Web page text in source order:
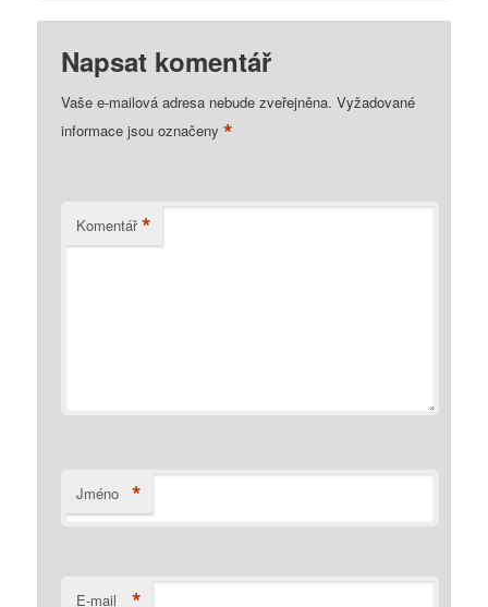
Napsat komentář
Vaše e-mailová adresa nebude zveřejněna. Vyžadované
informace jsou označeny*
Komentář *
Jméno *
E-mail